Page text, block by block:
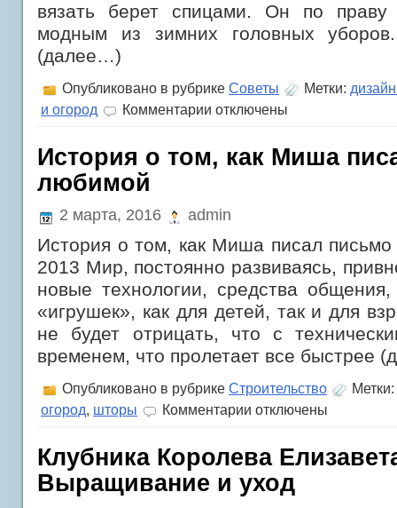
вязать берет спицами. Он по праву
модным из зимних головных
(далее…)
Опубликовано в рубрике Советы Метки:
и огород
Комментарии
берет
отключены
История о том, как Миша
любимой
2 марта, 2016 admin
История о том, как Миша писал
2013 Мир, постоянно развиваясь,
новые технологии, средства
«игрушек», как для детей, так и для
не будет отрицать, что с
временем, что пролетает все быстрее
Опубликовано в рубрике Строительство
Метки:
огород, шторы Комментарии
том,
как
Миша
отключены
Клубника Королева
Выращивание и уход